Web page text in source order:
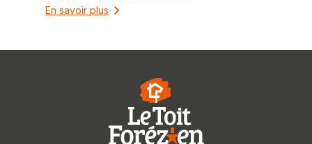
En savoir plus